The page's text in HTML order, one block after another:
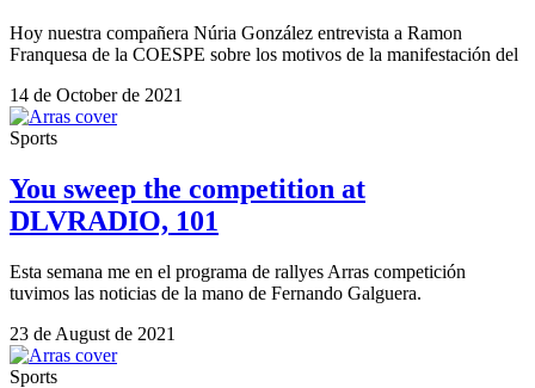
Hoy nuestra compañera Núria González entrevista a Ramon
Franquesa de la COESPE sobre los motivos de la manifestación del
14 de October de 2021
Sports
You sweep the competition at
DLVRADIO, 101
Esta semana me en el programa de rallyes Arras competición
tuvimos las noticias de la mano de Fernando Galguera.
23 de August de 2021
Sports